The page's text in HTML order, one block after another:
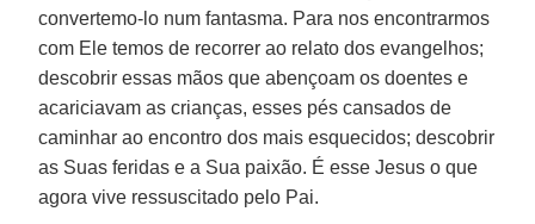
convertemo-lo num fantasma. Para nos encontrarmos
com Ele temos de recorrer ao relato dos evangelhos;
descobrir essas mãos que abençoam os doentes e
acariciavam as crianças, esses pés cansados de
caminhar ao encontro dos mais esquecidos; descobrir
as Suas feridas e a Sua paixão. É esse Jesus o que
agora vive ressuscitado pelo Pai.